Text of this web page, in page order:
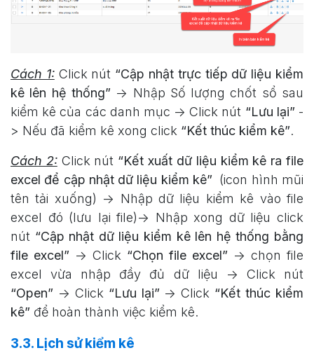
Cách 1:Click nút “Cập nhật trực tiếp dữ liệu kiểm
kê lên hệ thống” -> Nhập Số lượng chốt sổ sau
kiểm kê của các danh mục -> Click nút “Lưu lại” -
> Nếu đã kiểm kê xong click “Kết thúc kiểm kê”.
Cách 2:Click nút “Kết xuất dữ liệu kiểm kê ra file
excel để cập nhật dữ liệu kiểm kê” (icon hình mũi
tên tải xuống) -> Nhập dữ liệu kiểm kê vào file
excel đó (lưu lại file)-> Nhập xong dữ liệu click
nút “Cập nhật dữ liệu kiểm kê lên hệ thống bằng
file excel” -> Click “Chọn file excel” -> chọn file
excel vừa nhập đầy đủ dữ liệu -> Click nút
“Open” -> Click “Lưu lại” -> Click “Kết thúc kiểm
kê” để hoàn thành việc kiểm kê.
3.3. Lịch sử kiểm kê